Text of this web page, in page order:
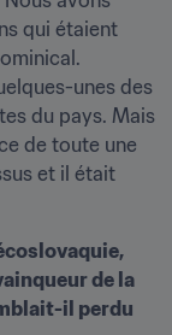
qui étaient
unes des
du pays. Mais
de toute une
et il était
de la
il perdu